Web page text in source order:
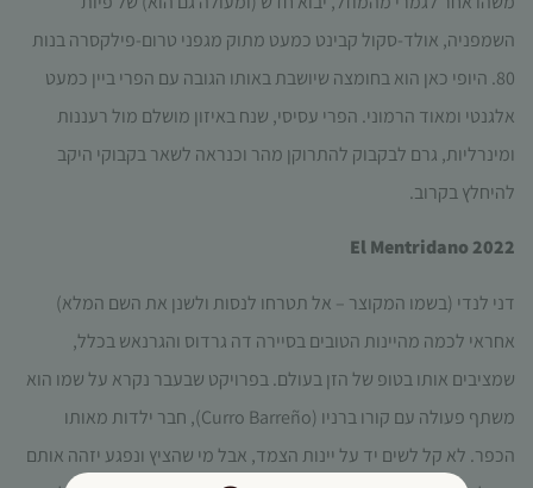
השמפניה, אולד-סקול קבינט כמעט מתוק מגפני טרום-פילקסרה בנות
80. היופי כאן הוא בחומצה שיושבת באותו הגובה עם הפרי ביין כמעט
אלגנטי ומאוד הרמוני. הפרי עסיסי, שנח באיזון מושלם מול רעננות
ומינרליות, גרם לבקבוק להתרוקן מהר וכנראה לשאר בקבוקי היקב
להיחלץ בקרוב.
El Mentridano 2022
דני לנדי (בשמו המקוצר – אל תטרחו לנסות ולשנן את השם המלא)
אחראי לכמה מהיינות הטובים בסיירה דה גרדוס והגרנאש בכלל,
שמציבים אותו בטופ של הזן בעולם. בפרויקט שבעבר נקרא על שמו הוא
משתף פעולה עם קורו ברניו (Curro Barreño), חבר ילדות מאותו
הכפר. לא קל לשים יד על יינות הצמד, אבל מי שהציץ ונפגע יזהה אותם